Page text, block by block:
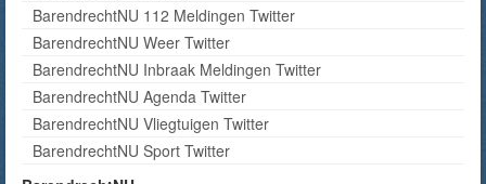
BarendrechtNU 112 Meldingen Twitter
BarendrechtNU Weer Twitter
BarendrechtNU Inbraak Meldingen Twitter
BarendrechtNU Agenda Twitter
BarendrechtNU Vliegtuigen Twitter
BarendrechtNU Sport Twitter